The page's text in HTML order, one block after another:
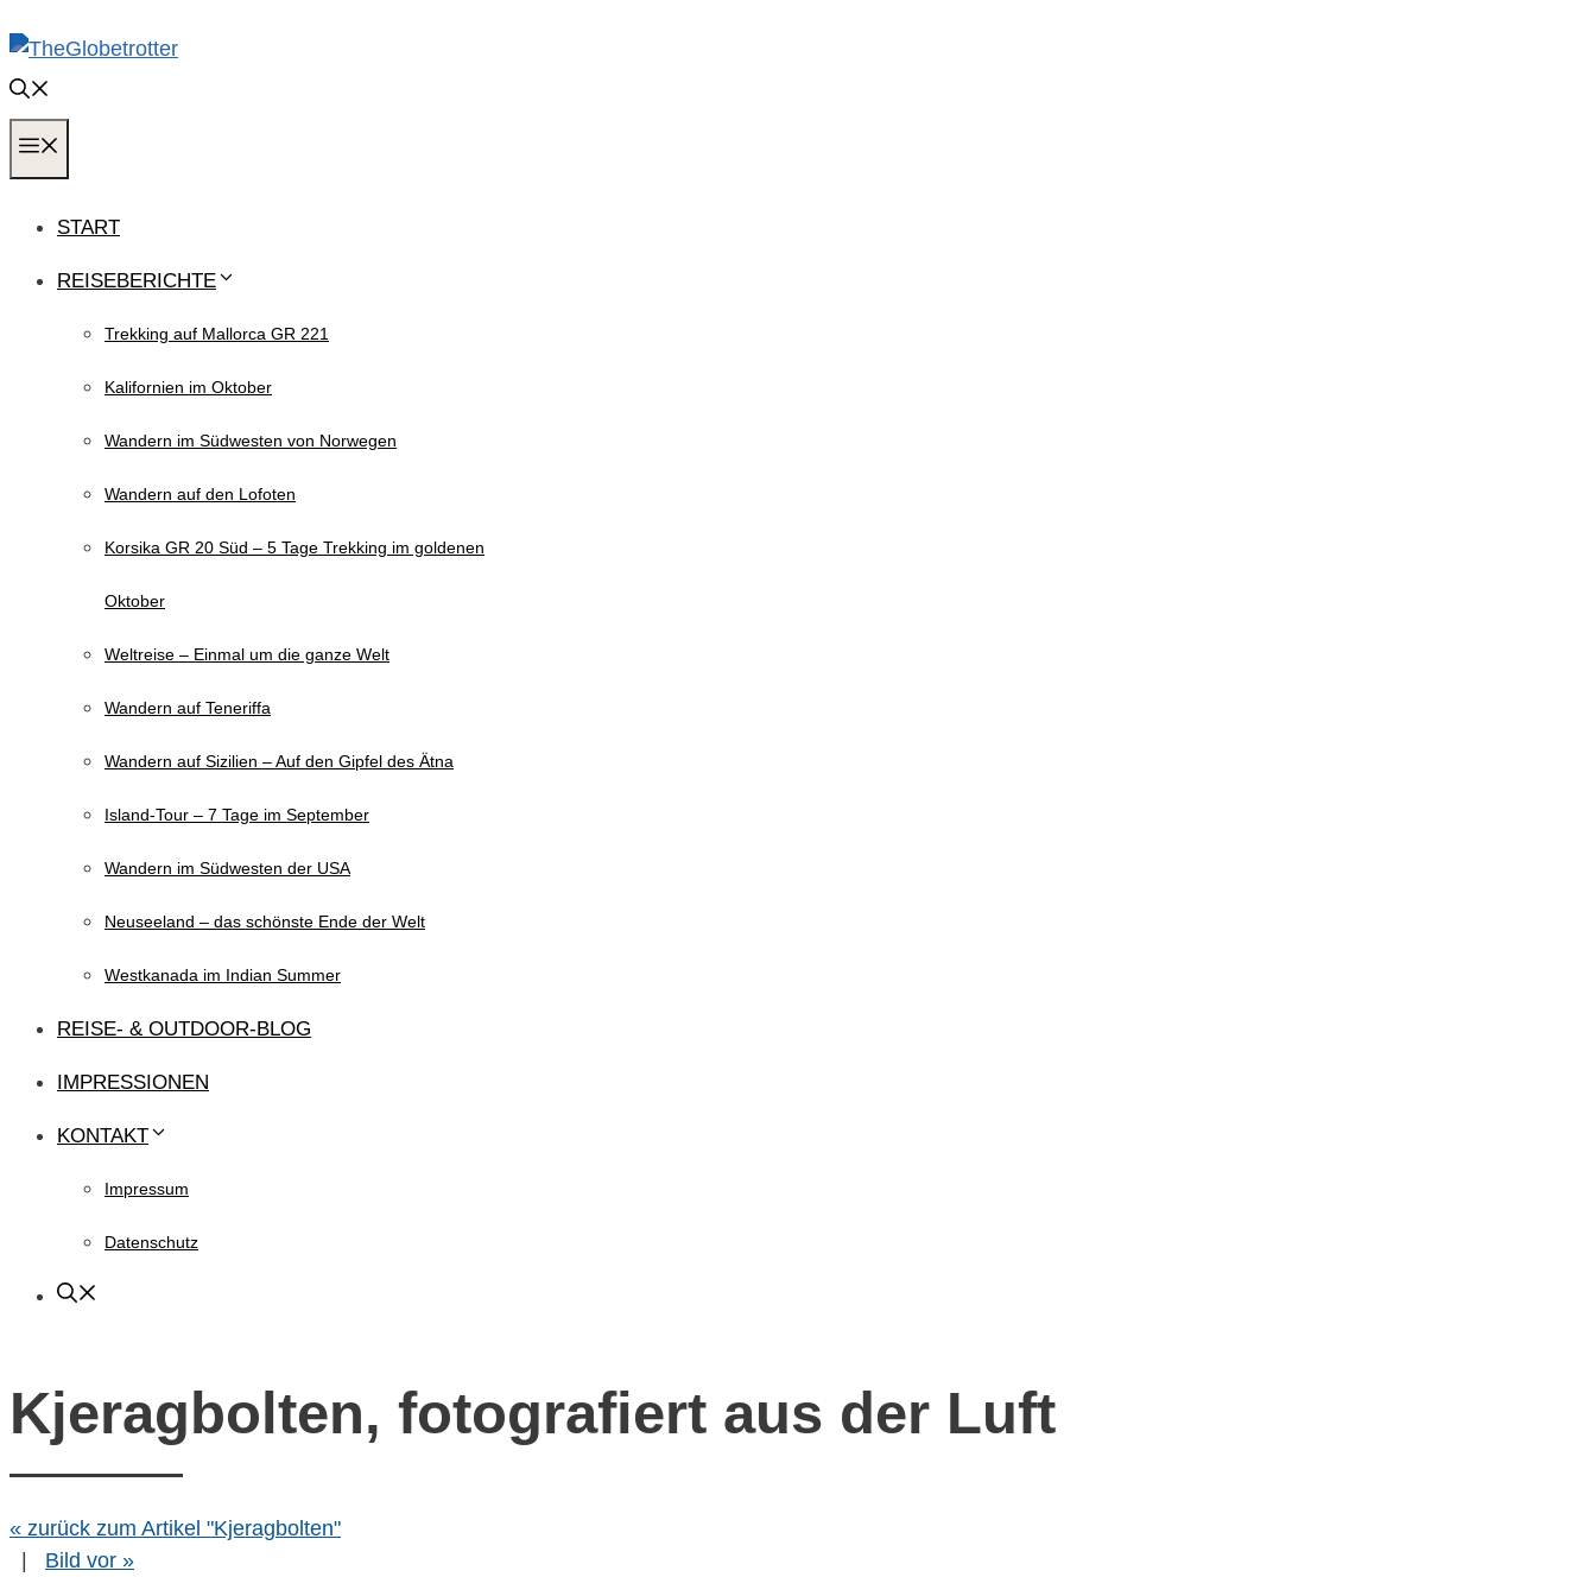
Inhalt
springen
START
REISEBERICHTE
Trekking auf Mallorca GR 221
Kalifornien im Oktober
Wandern im Südwesten von Norwegen
Wandern auf den Lofoten
Korsika GR 20 Süd – 5 Tage Trekking im goldenen
Oktober
Weltreise – Einmal um die ganze Welt
Wandern auf Teneriffa
Wandern auf Sizilien – Auf den Gipfel des Ätna
Island-Tour – 7 Tage im September
Wandern im Südwesten der USA
Neuseeland – das schönste Ende der Welt
Westkanada im Indian Summer
REISE- & OUTDOOR-BLOG
IMPRESSIONEN
KONTAKT
Impressum
Datenschutz
Kjeragbolten, fotografiert aus der Luft
« zurück zum Artikel "Kjeragbolten"
|
Bild vor »